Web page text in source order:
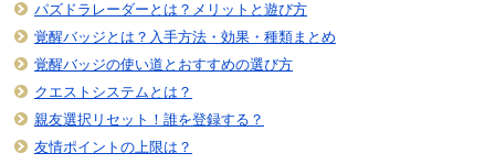
パズドラレーダーとは？メリットと遊び方
覚醒バッジとは？入手方法・効果・種類まとめ
覚醒バッジの使い道とおすすめの選び方
クエストシステムとは？
親友選択リセット！誰を登録する？
友情ポイントの上限は？